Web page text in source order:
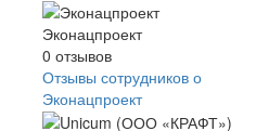
Эконацпроект
0 отзывов
Отзывы сотрудников о
Эконацпроект